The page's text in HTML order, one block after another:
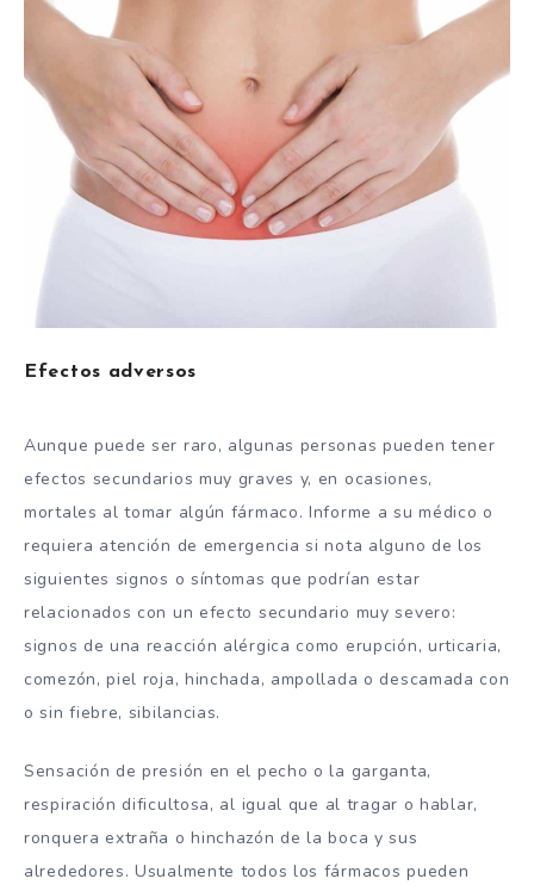
Efectos adversos
Aunque puede ser raro, algunas personas pueden tener
efectos secundarios muy graves y, en ocasiones,
mortales al tomar algún fármaco. Informe a su médico o
requiera atención de emergencia si nota alguno de los
siguientes signos o síntomas que podrían estar
relacionados con un efecto secundario muy severo:
signos de una reacción alérgica como erupción, urticaria,
comezón, piel roja, hinchada, ampollada o descamada con
o sin fiebre, sibilancias.
Sensación de presión en el pecho o la garganta,
respiración dificultosa, al igual que al tragar o hablar,
ronquera extraña o hinchazón de la boca y sus
alrededores. Usualmente todos los fármacos pueden